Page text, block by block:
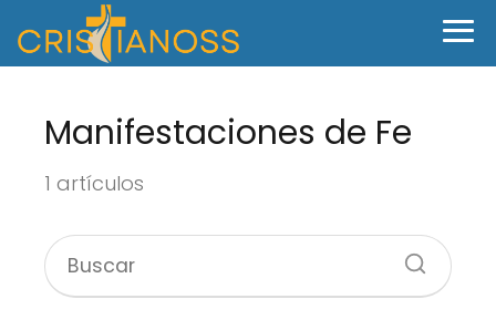
Manifestaciones de Fe
1 artículos